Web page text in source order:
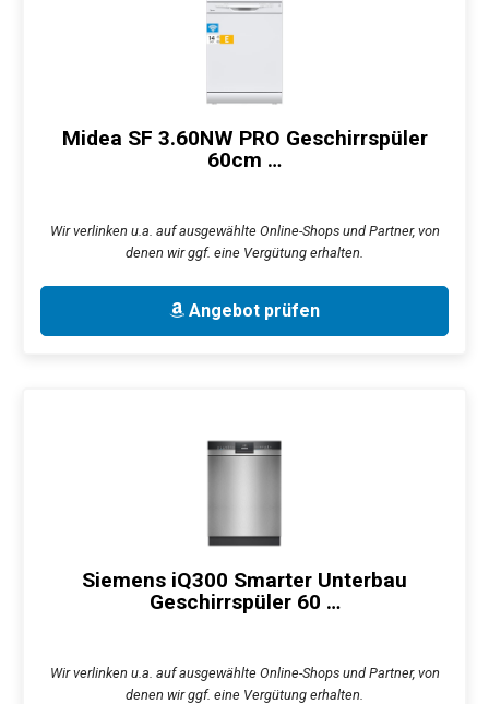
Midea SF 3.60NW PRO Geschirrspüler
60cm …
Wir verlinken u.a. auf ausgewählte Online-Shops und Partner, von
denen wir ggf. eine Vergütung erhalten.
Angebot prüfen
Siemens iQ300 Smarter Unterbau
Geschirrspüler 60 …
Wir verlinken u.a. auf ausgewählte Online-Shops und Partner, von
denen wir ggf. eine Vergütung erhalten.